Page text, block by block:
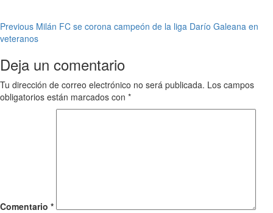
Post
navigation
Previous Milán FC se corona campeón de la liga Darío Galeana en
veteranos
Deja un comentario
Tu dirección de correo electrónico no será publicada. Los campos
obligatorios están marcados con *
Comentario *